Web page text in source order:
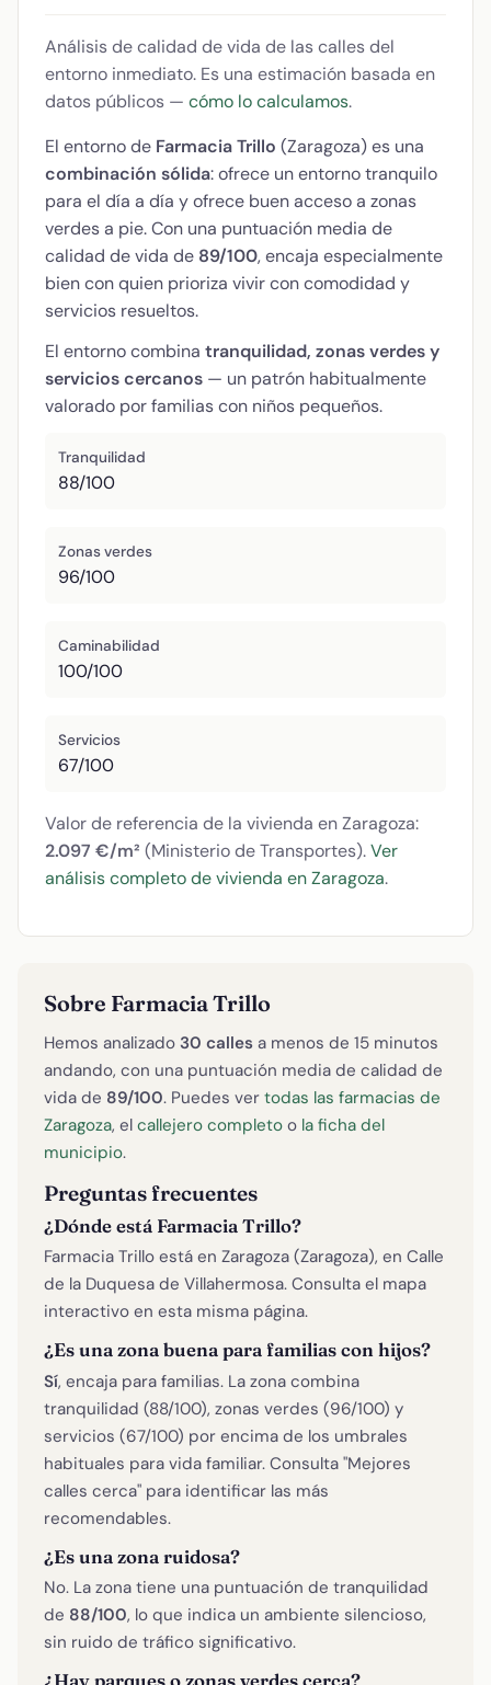
Análisis de calidad de vida de las calles del
entorno inmediato. Es una estimación basada en
datos públicos — cómo lo calculamos.
El entorno de Farmacia Trillo (Zaragoza) es una
combinación sólida: ofrece un entorno tranquilo
para el día a día y ofrece buen acceso a zonas
verdes a pie. Con una puntuación media de
calidad de vida de 89/100, encaja especialmente
bien con quien prioriza vivir con comodidad y
servicios resueltos.
El entorno combina tranquilidad, zonas verdes y
servicios cercanos — un patrón habitualmente
valorado por familias con niños pequeños.
Tranquilidad
88/100
Zonas verdes
96/100
Caminabilidad
100/100
Servicios
67/100
Valor de referencia de la vivienda en Zaragoza:
2.097 €/m² (Ministerio de Transportes).Ver
análisis completo de vivienda en Zaragoza.
Sobre Farmacia Trillo
Hemos analizado 30 calles a menos de 15 minutos
andando, con una puntuación media de calidad de
vida de 89/100. Puedes ver todas las farmacias de
Zaragoza, el callejero completo o la ficha del
municipio.
Preguntas frecuentes
¿Dónde está Farmacia Trillo?
Farmacia Trillo está en Zaragoza (Zaragoza), en Calle
de la Duquesa de Villahermosa. Consulta el mapa
interactivo en esta misma página.
¿Es una zona buena para familias con hijos?
Sí, encaja para familias. La zona combina
tranquilidad (88/100), zonas verdes (96/100) y
servicios (67/100) por encima de los umbrales
habituales para vida familiar. Consulta "Mejores
calles cerca" para identificar las más
recomendables.
¿Es una zona ruidosa?
No. La zona tiene una puntuación de tranquilidad
de 88/100, lo que indica un ambiente silencioso,
sin ruido de tráfico significativo.